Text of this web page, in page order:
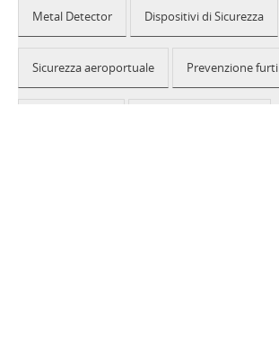
Metal Detector Dispositivi di Sicurezza
Sicurezza aeroportuale Prevenzione furti